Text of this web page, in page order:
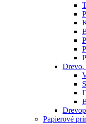
Drevo,
Papierové